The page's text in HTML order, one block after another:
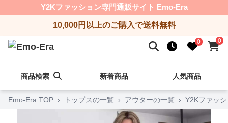
Y2Kファッション専門通販サイト Emo-Era
10,000円以上のご購入で送料無料
0 0
商品検索 新着商品 人気商品
Emo-Era TOP › トップスの一覧 › アウターの一覧 › Y2Kファッ